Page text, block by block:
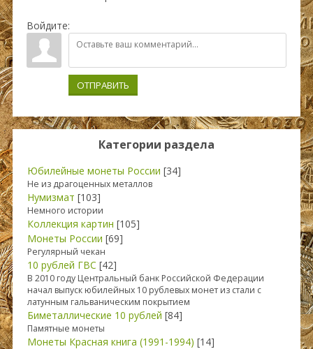
Войдите:
ОТПРАВИТЬ
Категории раздела
Юбилейные монеты России [34]
Не из драгоценных металлов
Нумизмат [103]
Немного истории
Коллекция картин [105]
Монеты России [69]
Регулярный чекан
10 рублей ГВС [42]
В 2010 году Центральный банк Российской Федерации
начал выпуск юбилейных 10 рублевых монет из стали с
латунным гальваническим покрытием
Биметаллические 10 рублей [84]
Памятные монеты
Монеты Красная книга (1991-1994) [14]